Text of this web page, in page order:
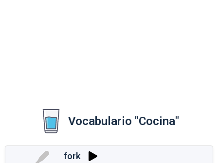
Vocabulario "Cocina"
fork